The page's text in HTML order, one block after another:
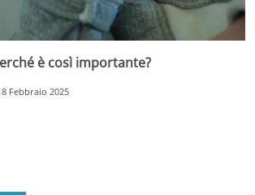
è così importante?
Febbraio 2025